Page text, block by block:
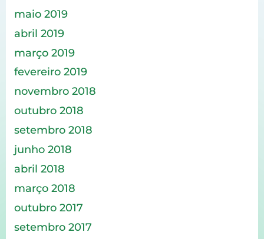
maio 2019
abril 2019
março 2019
fevereiro 2019
novembro 2018
outubro 2018
setembro 2018
junho 2018
abril 2018
março 2018
outubro 2017
setembro 2017